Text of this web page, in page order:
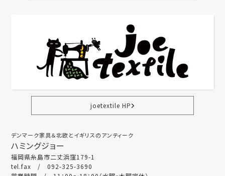
joetextile HP
デンマーク家具＆北欧とイギリスのアンティーク
ハミングジョー
福岡県糸島市二丈浜窪179-1
tel.fax / 092-325-3690